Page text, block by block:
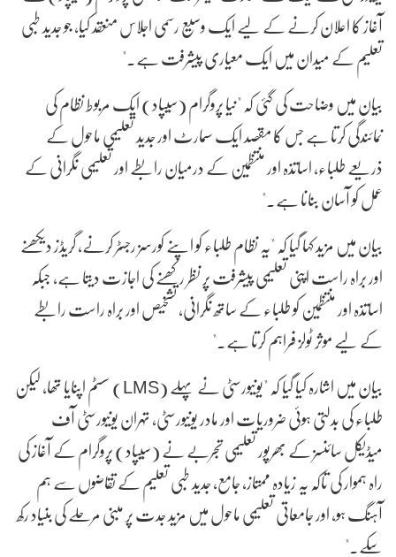
آغاز کا اعلان کرنے کے لیے ایک وسیع رسمی اجلاس منعقد کیا، جو جدید طبی
تعلیم کے میدان میں ایک معیاری پیشرفت ہے۔"
بیان میں وضاحت کی گئی کہ "نیا پروگرام (سِیپاد) ایک مربوط نظام کی
نمائندگی کرتا ہے جس کا مقصد ایک سمارٹ اور جدید تعلیمی ماحول کے
ذریعے طلباء، اساتذہ اور منتظمین کے درمیان رابطے اور تعلیمی نگرانی کے
عمل کو آسان بنانا ہے۔"
بیان میں مزید کہا گیا کہ "یہ نظام طلباء کو اپنے کورسز رجسٹر کرنے، گریڈز دیکھنے
اور براہ راست اپنی تعلیمی پیشرفت پر نظر رکھنے کی اجازت دیتا ہے، جبکہ
اساتذہ اور منتظمین کو طلباء کے ساتھ نگرانی، تشخیص اور براہ راست رابطے
کے لیے موثر ٹولز فراہم کرتا ہے۔"
بیان میں اشارہ کیا گیا کہ "یونیورسٹی نے پہلے (LMS) سسٹم اپنایا تھا، لیکن
طلباء کی بدلتی ہوئی ضروریات اور مادر یونیورسٹی، تہران یونیورسٹی آف
میڈیکل سائنسز کے بھرپور تعلیمی تجربے نے (سِیپاد) پروگرام کے آغاز کی
راہ ہموار کی تاکہ یہ زیادہ ممتاز، جامع، جدید طبی تعلیم کے تقاضوں سے ہم
آہنگ ہو، اور جامعاتی تعلیمی ماحول میں مزید جدت پر مبنی مرحلے کی بنیاد رکھ
سکے۔"